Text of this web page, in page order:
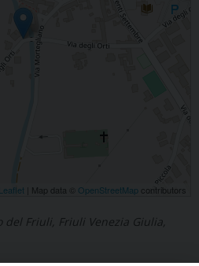
Leaflet | Map data © OpenStreetMap contributors
del Friuli, Friuli Venezia Giulia,